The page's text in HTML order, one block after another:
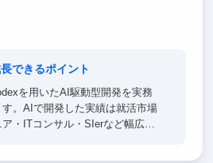
できるポイント
を用いたAI駆動型開発を実務
。AIで開発した実績は就活市場
・ITコンサル・SIerなど幅広い